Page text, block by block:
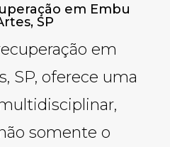
em Embu
SP
em
SP, oferece uma
somente o